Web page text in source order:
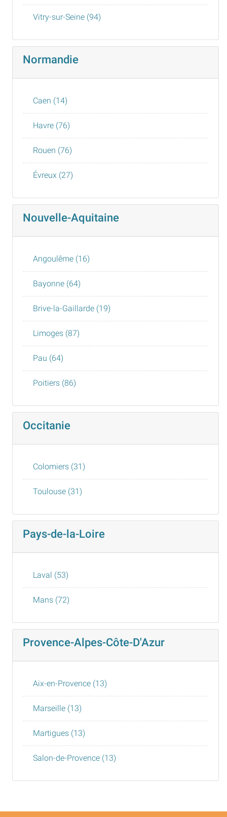
Vitry-sur-Seine (94)
Normandie
Caen (14)
Havre (76)
Rouen (76)
Évreux (27)
Nouvelle-Aquitaine
Angoulême (16)
Bayonne (64)
Brive-la-Gaillarde (19)
Limoges (87)
Pau (64)
Poitiers (86)
Occitanie
Colomiers (31)
Toulouse (31)
Pays-de-la-Loire
Laval (53)
Mans (72)
Provence-Alpes-Côte-D'Azur
Aix-en-Provence (13)
Marseille (13)
Martigues (13)
Salon-de-Provence (13)